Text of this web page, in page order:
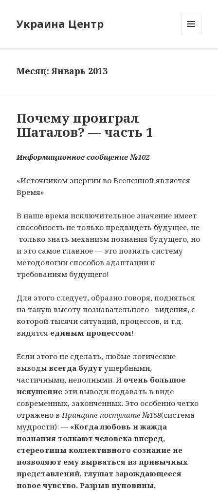
Украина Центр
Месяц: Январь 2013
Почему проиграл
Шаталов? — часть 1
Информационное сообщение №102
«Источником энергии во Вселенной является
Время»
В наше время исключительное значение имеет
способность не только предвидеть будущее, не
только знать механизм познания будущего, но
и это самое главное — это познать систему
методологии способов адаптации к
требованиям будущего!
Для этого следует, образно говоря, подняться
на такую высоту познавательного видения, с
которой тысячи ситуаций, процессов, и т.д.
видятся единым процессом!
Если этого не сделать, любые логические
выводывсегда будут ущербными,
частичными, неполными. И очень большое
искушение эти выводи подавать в виде
современных, законченных. Это особенно четко
отражено вПринципе-постулате №158(система
мудрости): — «Когда любовь и жажда
познания толкают человека вперед,
стереотипы коллективного сознание не
позволяют ему вырваться из привычных
представлений, глушат зарождающееся
новое чувство. Разрыв пуповины,